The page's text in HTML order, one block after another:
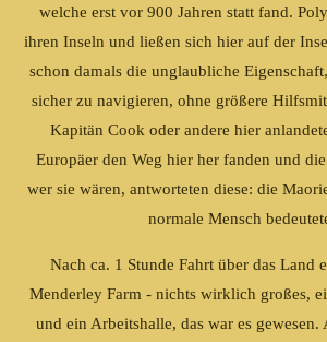
welche erst vor 900 Jahren statt fand.
ihren Inseln und ließen sich hier auf der
schon damals die unglaubliche
sicher zu navigieren, ohne größere
Kapitän Cook oder andere hier
Europäer den Weg hier her fanden und
wer sie wären, antworteten diese: die
normale Mensch
Nach ca. 1 Stunde Fahrt über das Land
Menderley Farm - nichts wirklich großes,
und ein Arbeitshalle, das war es gewesen.